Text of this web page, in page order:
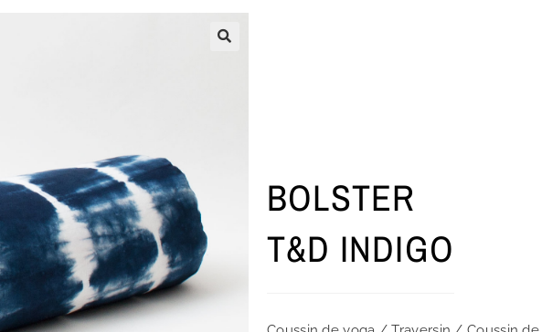
BOLSTER
T&D INDIGO